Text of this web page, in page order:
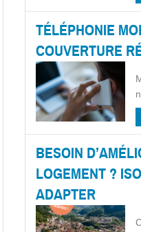
TÉLÉPHONIE
COUVERTURE
BESOIN
LOGEMENT ?
ADAPTER